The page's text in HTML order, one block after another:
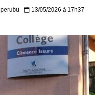
perubu 13/05/2026 à 17h37